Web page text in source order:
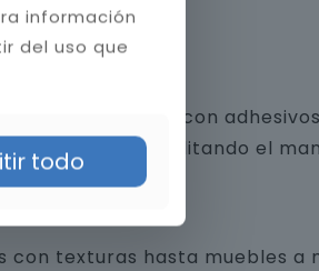
y piedra natural con
la estética y facilitando el
texturas hasta muebles a
información
del uso que
todo